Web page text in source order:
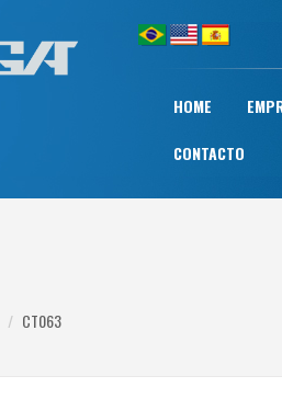
HOME
CONTACTO
CT063